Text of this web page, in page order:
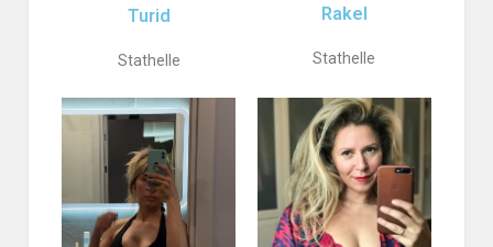
Turid
Stathelle
Rakel
Stathelle